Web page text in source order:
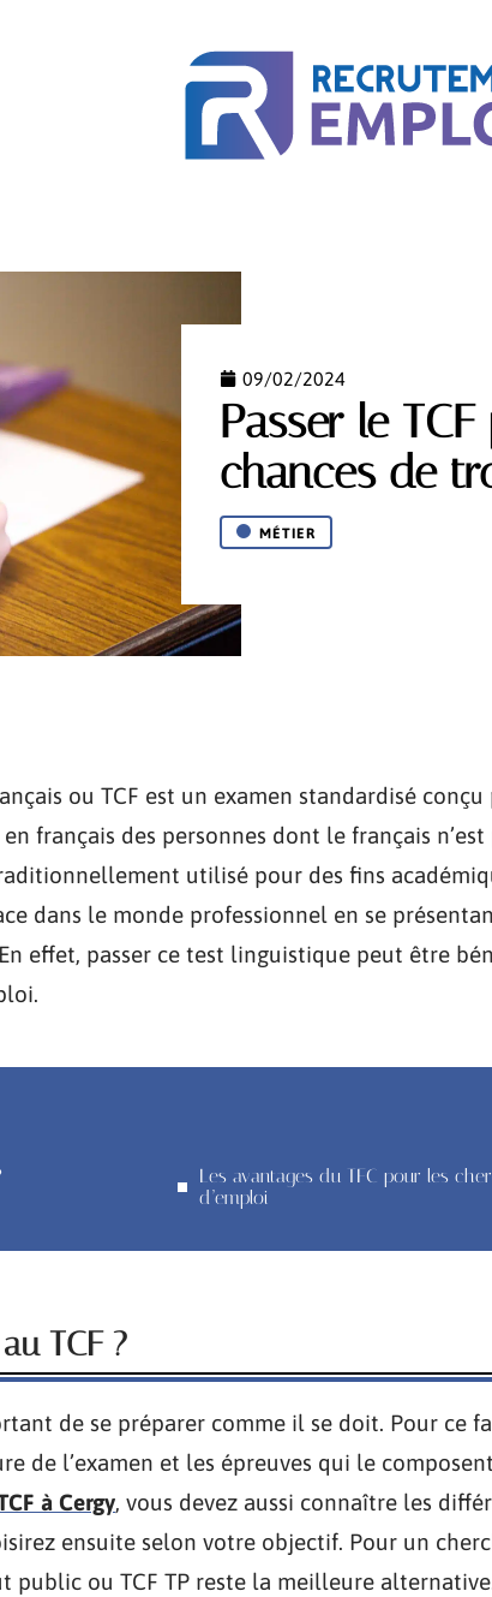
09/02/2024
Passer le
chances de
MÉTIER
ou TCF est un examen standardisé
français des personnes dont le français n’est
utilisé pour des fins
dans le monde professionnel en se
effet, passer ce test linguistique peut être
Les avantages du TFC pour les
d’emploi
TCF ?
de se préparer comme il se doit. Pour ce
de l’examen et les épreuves qui le
à Cergy, vous devez aussi connaître les
ensuite selon votre objectif. Pour un
public ou TCF TP reste la meilleure